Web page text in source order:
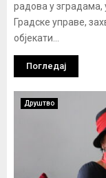
радова у зградама,
Градске управе,
објекати...
Погледај
Друштво